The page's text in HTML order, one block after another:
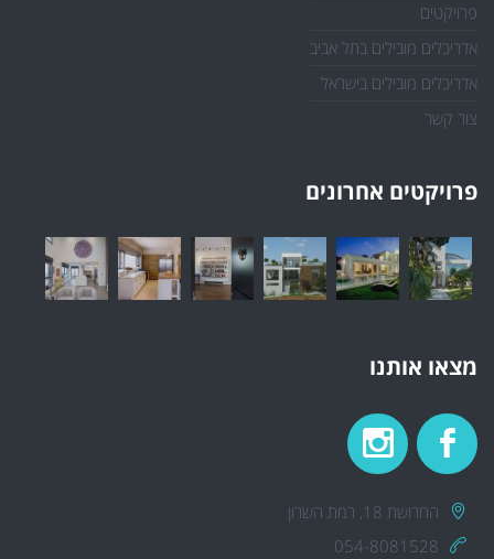
פרויקטים
אדריכלים מובילים בתל אביב
אדריכלים מובילים בישראל
צור קשר
פרויקטים אחרונים
מצאו אותנו
החרושת 18, רמת השרון
054-8081528